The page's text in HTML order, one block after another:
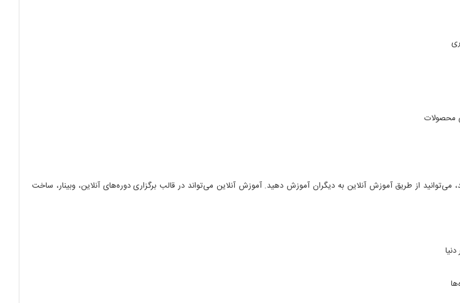
محصولات
از طریق آموزش آنلاین به دیگران آموزش دهید. آموزش آنلاین می‌تواند در قالب برگزاری دوره‌های آنلاین، وبینار، ساخت